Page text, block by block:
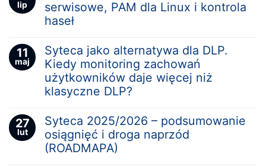
lip
serwisowe, PAM dla Linux i kontrola
haseł
11
maj
Syteca jako alternatywa dla DLP.
Kiedy monitoring zachowań
użytkowników daje więcej niż
klasyczne DLP?
27
lut
Syteca 2025/2026 – podsumowanie
osiągnięć i droga naprzód
(ROADMAPA)